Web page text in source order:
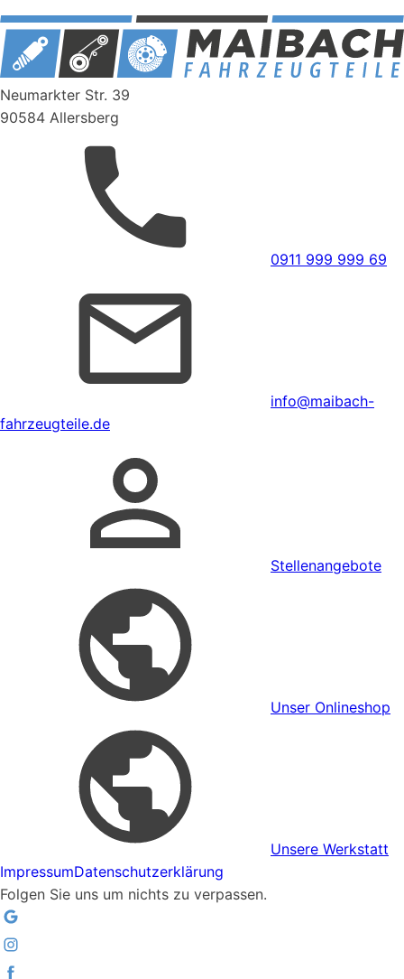
Neumarkter Str. 39
90584 Allersberg
0911 999 999 69
info@maibach-
fahrzeugteile.de
Stellenangebote
Unser Onlineshop
Unsere Werkstatt
ImpressumDatenschutzerklärung
Folgen Sie uns um nichts zu verpassen.